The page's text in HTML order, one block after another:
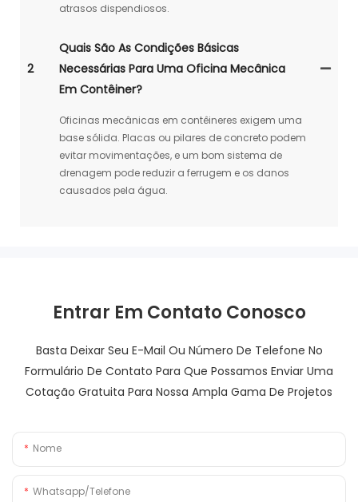
atrasos dispendiosos.
2
Quais São As Condições Básicas
Necessárias Para Uma Oficina Mecânica
Em Contêiner?
Oficinas mecânicas em contêineres exigem uma
base sólida. Placas ou pilares de concreto podem
evitar movimentações, e um bom sistema de
drenagem pode reduzir a ferrugem e os danos
causados ​​pela água.
Entrar Em Contato Conosco
Basta Deixar Seu E-Mail Ou Número De Telefone No
Formulário De Contato Para Que Possamos Enviar Uma
Cotação Gratuita Para Nossa Ampla Gama De Projetos
Nome
Whatsapp/Telefone